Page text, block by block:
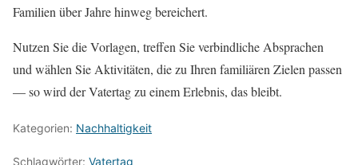
Familien über Jahre hinweg bereichert.
Nutzen Sie die Vorlagen, treffen Sie verbindliche Absprachen
und wählen Sie Aktivitäten, die zu Ihren familiären Zielen passen
— so wird der Vatertag zu einem Erlebnis, das bleibt.
Kategorien: Nachhaltigkeit
Schlagwörter: Vatertag